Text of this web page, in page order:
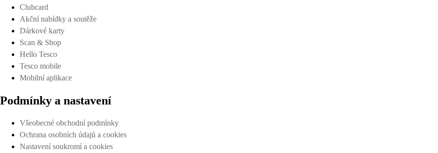
Clubcard
Akční nabídky a soutěže
Dárkové karty
Scan & Shop
Hello Tesco
Tesco mobile
Mobilní aplikace
Podmínky a nastavení
Všeobecné obchodní podmínky
Ochrana osobních údajů a cookies
Nastavení soukromí a cookies